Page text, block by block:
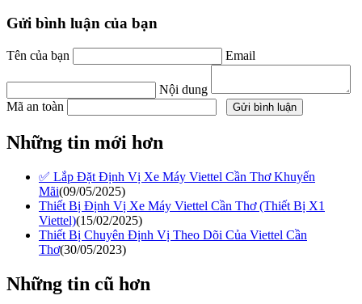
Gửi bình luận của bạn
Tên của bạn Email
Nội dung
Mã an toàn
Những tin mới hơn
✅ Lắp Đặt Định Vị Xe Máy Viettel Cần Thơ Khuyến
Mãi(09/05/2025)
Thiết Bị Định Vị Xe Máy Viettel Cần Thơ (Thiết Bị X1
Viettel)(15/02/2025)
Thiết Bị Chuyên Định Vị Theo Dõi Của Viettel Cần
Thơ(30/05/2023)
Những tin cũ hơn